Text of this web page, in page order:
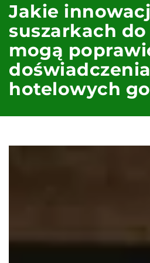
Jakie
suszarkach do
mogą
doświadczenia
hotelowych